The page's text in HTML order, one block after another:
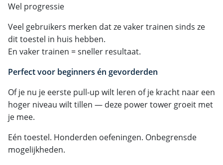
Wel progressie
Veel gebruikers merken dat ze vaker trainen sinds ze
dit toestel in huis hebben.
En vaker trainen = sneller resultaat.
Perfect voor beginners én gevorderden
Of je nu je eerste pull-up wilt leren of je kracht naar een
hoger niveau wilt tillen — deze power tower groeit met
je mee.
Eén toestel. Honderden oefeningen. Onbegrensde
mogelijkheden.